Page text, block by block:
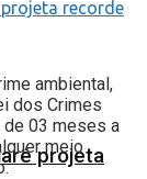
projeta
ambiental,
dos Crimes
de 03 meses a
meio